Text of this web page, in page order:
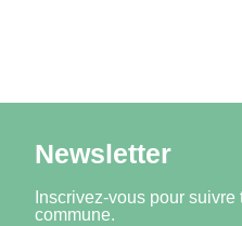
Newsletter
Inscrivez-vous pour
commune.